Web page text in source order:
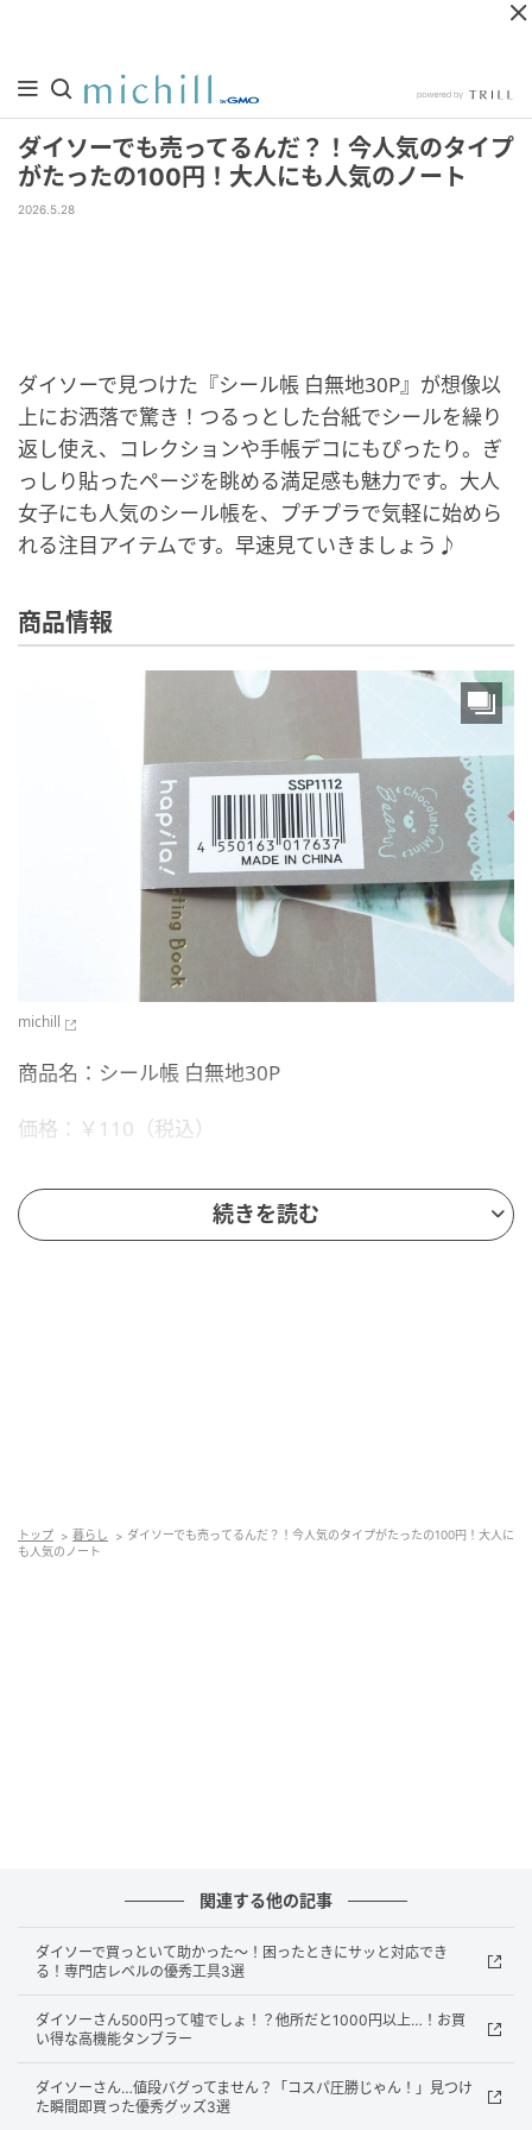
ダイソーでも売ってるんだ？！今人気のタイプ
がたったの100円！大人にも人気のノート
2026.5.28
ダイソーで見つけた『シール帳 白無地30P』が想像以
上にお洒落で驚き！つるっとした台紙でシールを繰り
返し使え、コレクションや手帳デコにもぴったり。ぎ
っしり貼ったページを眺める満足感も魅力です。大人
女子にも人気のシール帳を、プチプラで気軽に始めら
れる注目アイテムです。早速見ていきましょう♪
商品情報
michill
商品名：シール帳 白無地30P
価格：￥110（税込）
サイズ（約）：148×108mm
内容量：30P
「これダイソーで買えるの！？」と思わず二度見した
のが、シール売り場で見つけた『シール帳 白無地
30P』。
チョコミントパフェ風のお洒落なイラストが施された
シール帳が、まさか￥110（税込）で手に入るなんて
驚きです。
続きを読む
トップ 暮らし
ダイソーでも売ってるんだ？！今人気のタイプがたったの100円！大人に
も人気のノート
関連する他の記事
ダイソーで買っといて助かった～！困ったときにサッと対応でき
る！専門店レベルの優秀工具3選
ダイソーさん500円って嘘でしょ！？他所だと1000円以上…！お買
い得な高機能タンブラー
ダイソーさん…値段バグってません？「コスパ圧勝じゃん！」見つけ
た瞬間即買った優秀グッズ3選